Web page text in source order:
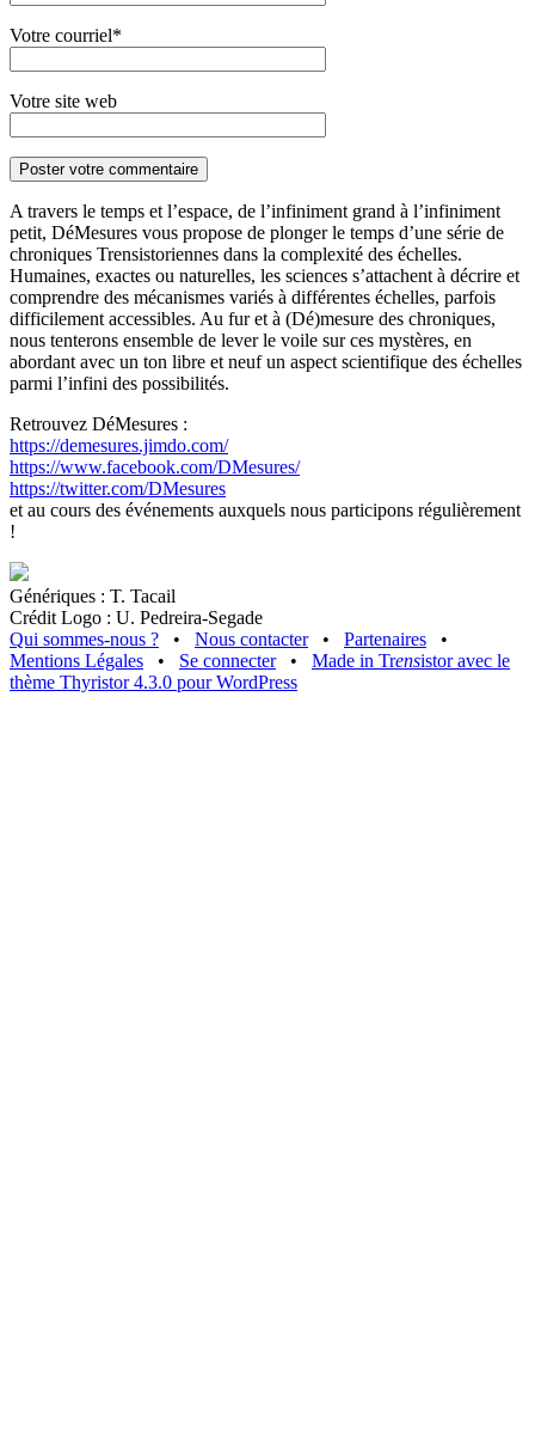
Votre courriel*
Votre site web
A travers le temps et l’espace, de l’infiniment grand à l’infiniment
petit, DéMesures vous propose de plonger le temps d’une série de
chroniques Trensistoriennes dans la complexité des échelles.
Humaines, exactes ou naturelles, les sciences s’attachent à décrire et
comprendre des mécanismes variés à différentes échelles, parfois
difficilement accessibles. Au fur et à (Dé)mesure des chroniques,
nous tenterons ensemble de lever le voile sur ces mystères, en
abordant avec un ton libre et neuf un aspect scientifique des échelles
parmi l’infini des possibilités.
Retrouvez DéMesures :
https://demesures.jimdo.com/
https://www.facebook.com/DMesures/
https://twitter.com/DMesures
et au cours des événements auxquels nous participons régulièrement
!
Génériques : T. Tacail
Crédit Logo : U. Pedreira-Segade
Qui sommes-nous ?
• Nous contacter • Partenaires
•
Mentions Légales
• Se connecter • Made in Trensistor avec le
thème Thyristor 4.3.0 pour WordPress